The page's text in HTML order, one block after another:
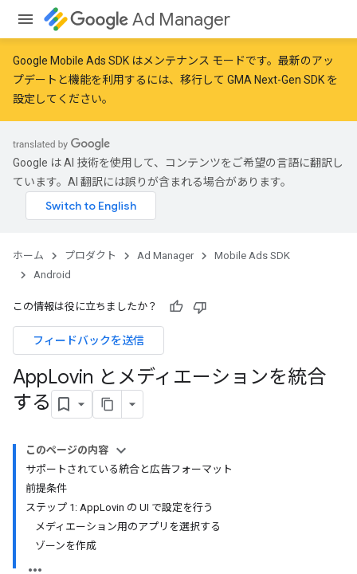
Ad Manager
Google Mobile Ads SDK はメンテナンス モードです。最新のアッ
プデートと機能を利用するには、 移行して GMA Next-Gen SDK を
設定 してください。
Google は AI 技術を使用して、コンテンツをご希望の言語に翻訳し
ています。AI 翻訳には誤りが含まれる場合があります。
ホーム プロダクト Ad Manager
Mobile Ads SDK
Android
この情報は役に立ちましたか？
フィードバックを送信
AppLovin とメディエーションを統合
する
このページの内容
サポートされている統合と広告フォーマット
前提条件
ステップ 1: AppLovin の UI で設定を行う
メディエーション用のアプリを選択する
ゾーンを作成